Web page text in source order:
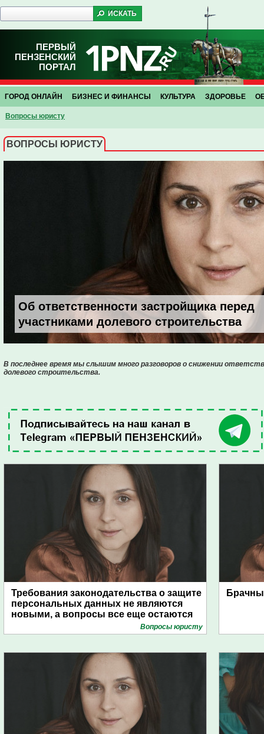
ПЕРВЫЙ
ПЕНЗЕНСКИЙ
ПОРТАЛ
ГОРОД ОНЛАЙН БИЗНЕС И ФИНАНСЫ КУЛЬТУРА ЗДОРОВЬЕ
Вопросы юристу
ВОПРОСЫ ЮРИСТУ
Об ответственности застройщика перед
участниками долевого строительства
В последнее время мы слышим много разговоров о снижении
долевого строительства.
Требования законодательства о защите
персональных данных не являются
новыми, а вопросы все еще остаются
Вопросы юристу